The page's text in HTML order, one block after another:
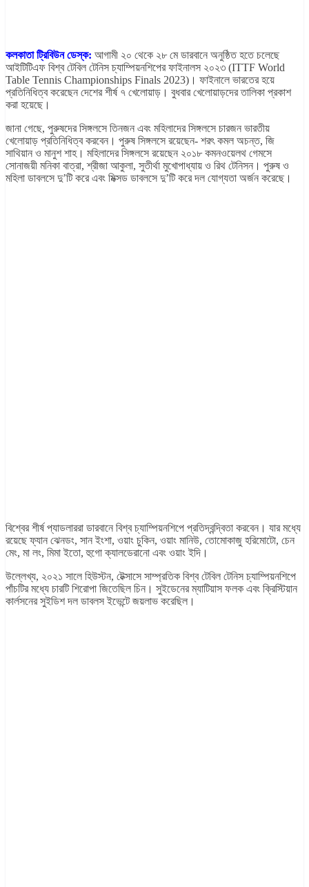
কলকাতা ট্রিবিউন ডেস্ক: আগামী ২০ থেকে ২৮ মে ডারবানে অনুষ্ঠিত হতে চলেছে
আইটিটিএফ বিশ্ব টেবিল টেনিস চ্যাম্পিয়নশিপের ফাইনালস ২০২৩ (ITTF World
Table Tennis Championships Finals 2023)। ফাইনালে ভারতের হয়ে
প্রতিনিধিত্ব করেছেন দেশের শীর্ষ ৭ খেলোয়াড়। বুধবার খেলোয়াড়দের তালিকা প্রকাশ
করা হয়েছে।
জানা গেছে, পুরুষদের সিঙ্গলসে তিনজন এবং মহিলাদের সিঙ্গলসে চারজন ভারতীয়
খেলোয়াড় প্রতিনিধিত্ব করবেন। পুরুষ সিঙ্গলসে রয়েছেন- শরৎ কমল অচন্ত, জি
সাথিয়ান ও মানুশ শাহ। মহিলাদের সিঙ্গলসে রয়েছেন ২০১৮ কমনওয়েলথ গেমসে
সোনাজয়ী মনিকা বাত্রা, শ্রীজা আকুলা, সুতীর্থা মুখোপাধ্যায় ও রিথ টেনিসন। পুরুষ ও
মহিলা ডাবলসে দু’টি করে এবং মিক্সড ডাবলসে দু’টি করে দল যোগ্যতা অর্জন করেছে।
বিশ্বের শীর্ষ প্যাডলাররা ডারবানে বিশ্ব চ্যাম্পিয়নশিপে প্রতিদ্বন্দ্বিতা করবেন। যার মধ্যে
রয়েছে ফ্যান ঝেনডং, সান ইংশা, ওয়াং চুকিন, ওয়াং মানিউ, তোমোকাজু হরিমোটো, চেন
মেং, মা লং, মিমা ইতো, হুগো ক্যালডেরানো এবং ওয়াং ইদি।
উল্লেখ্য, ২০২১ সালে হিউস্টন, টেক্সাসে সাম্প্রতিক বিশ্ব টেবিল টেনিস চ্যাম্পিয়নশিপে
পাঁচটির মধ্যে চারটি শিরোপা জিতেছিল চিন। সুইডেনের ম্যাটিয়াস ফলক এবং ক্রিস্টিয়ান
কার্লসনের সুইডিশ দল ডাবলস ইভেন্টে জয়লাভ করেছিল।